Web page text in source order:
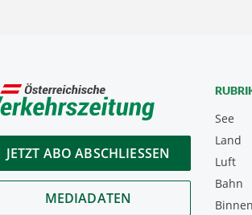
JETZT ABO ABSCHLIESSEN
MEDIADATEN
See
Land
Luft
Bahn